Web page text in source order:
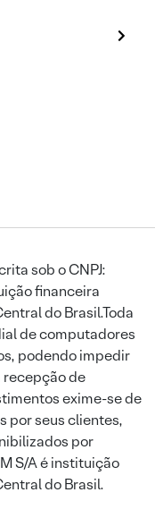
sob o CNPJ:
financeira
do Brasil.Toda
de computadores
podendo impedir
recepção de
exime-se de
por seus clientes,
por
S/A é instituição
do Brasil.